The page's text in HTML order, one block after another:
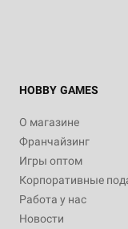
HOBBY GAMES
О магазине
Франчайзинг
Игры оптом
Корпоративные
Работа у нас
Новости